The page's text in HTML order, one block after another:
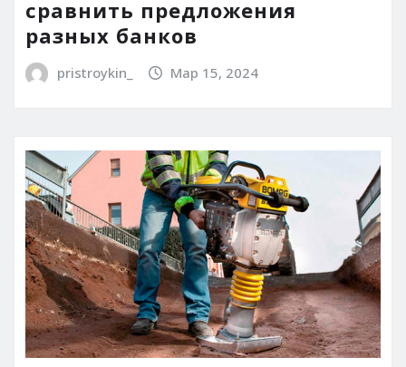
сравнить предложения
разных банков
pristroykin_ Мар 15, 2024